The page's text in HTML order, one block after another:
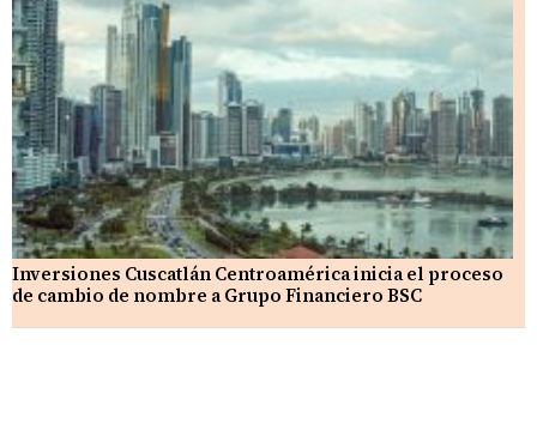
Inversiones Cuscatlán Centroamérica inicia el proceso
de cambio de nombre a Grupo Financiero BSC